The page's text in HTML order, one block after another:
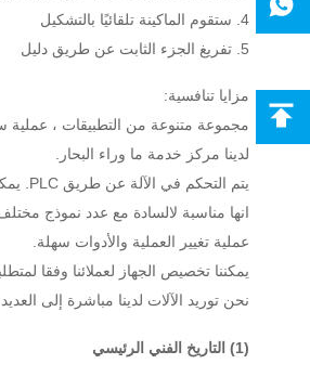
4. ستقوم الماكينة تلقائيًا بالتشكيل
5. تفريغ الجزء الثابت عن طريق دليل
مزايا تنافسية:
مجموعة متنوعة من التطبيقات ، عملية
لدينا مركز خدمة ما وراء البحار.
يتم التحكم في الآلة عن طريق PLC.
انها مناسبة لالسادة مع عدد نموذج مختلف
عملية تغيير العملية والأدوات سهلة.
يمكننا تخصيص الجهاز لعملائنا وفقا
نحن توريد الآلات لدينا مباشرة إلى
(1) التاريخ الفني الرئيسي